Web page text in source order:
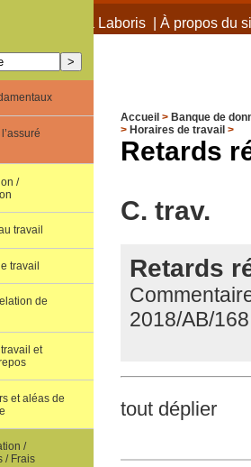
de Terra Laboris| À propos du
Accueil > Banque de
> Horaires de travail >
Retards
C. trav.
Retards
2018/AB/168
tout déplier
/
travail
travail
de
et
et aléas de
/
/ Frais